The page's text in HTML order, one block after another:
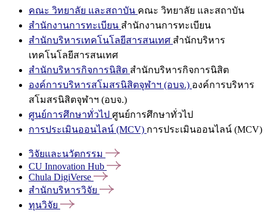
คณะ วิทยาลัย และสถาบัน คณะ วิทยาลัย และสถาบัน
สำนักงานการทะเบียน สำนักงานการทะเบียน
สำนักบริหารเทคโนโลยีสารสนเทศ สำนักบริหาร
เทคโนโลยีสารสนเทศ
สำนักบริหารกิจการนิสิต สำนักบริหารกิจการนิสิต
องค์การบริหารสโมสรนิสิตจุฬาฯ (อบจ.) องค์การบริหาร
สโมสรนิสิตจุฬาฯ (อบจ.)
ศูนย์การศึกษาทั่วไป ศูนย์การศึกษาทั่วไป
การประเมินออนไลน์ (MCV) การประเมินออนไลน์ (MCV)
วิจัยและนวัตกรรม
CU Innovation Hub
Chula DigiVerse
สำนักบริหารวิจัย
ทุนวิจัย